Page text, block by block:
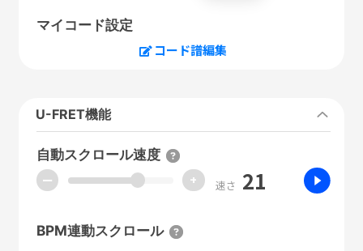
マイコード設定
コード譜編集
U-FRET機能
自動スクロール速度
ー + 速さ 21
BPM連動スクロール